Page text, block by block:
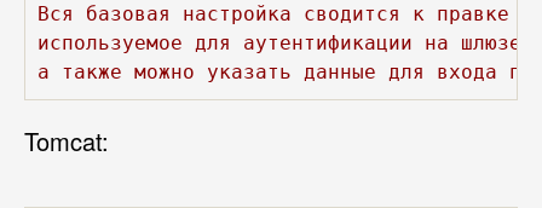
Вся базовая настройка сводится к
используемое для аутентификации на
а также можно указать данные для входа
Tomcat: